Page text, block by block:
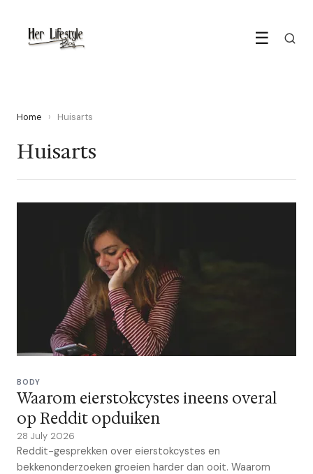
☰
Home › Huisarts
Huisarts
BODY
Waarom eierstokcystes ineens overal
op Reddit opduiken
28 July 2026
Reddit-gesprekken over eierstokcystes en
bekkenonderzoeken groeien harder dan ooit. Waarom